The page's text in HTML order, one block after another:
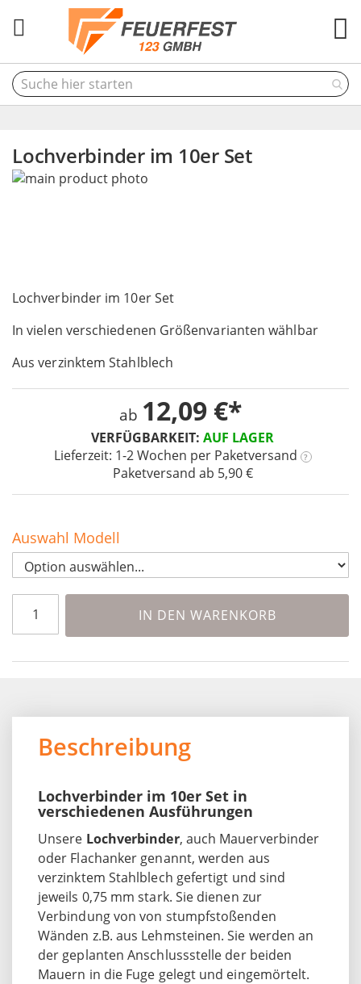
Lochverbinder im 10er Set
Lochverbinder im 10er Set
In vielen verschiedenen Größenvarianten wählbar
Aus verzinktem Stahlblech
VERFÜGBARKEIT: AUF LAGER
Lieferzeit: 1-2 Wochen per Paketversand ?
Paketversand ab 5,90 €
ab 12,09 €
Auswahl Modell
IN DEN WARENKORB
Skip
gallery
to
beginning
the
images
Beschreibung
Lochverbinder im 10er Set in
verschiedenen Ausführungen
Unsere Lochverbinder, auch Mauerverbinder
oder Flachanker genannt, werden aus
verzinktem Stahlblech gefertigt und sind
jeweils 0,75 mm stark. Sie dienen zur
Verbindung von von stumpfstoßenden
Wänden z.B. aus Lehmsteinen. Sie werden an
der geplanten Anschlussstelle der beiden
Mauern in die Fuge gelegt und eingemörtelt.